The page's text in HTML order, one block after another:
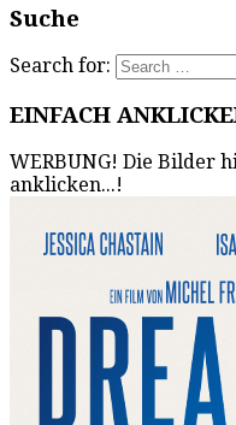
Suche
Search for:
EINFACH
WERBUNG! Die Bilder
anklicken...!